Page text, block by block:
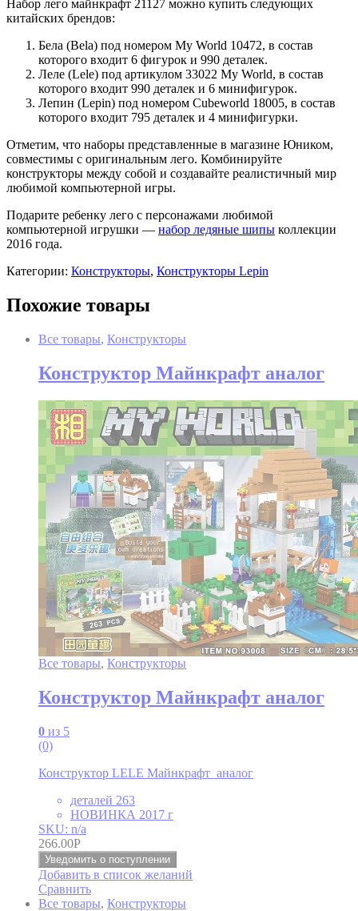
Набор лего майнкрафт 21127 можно купить следующих
китайских брендов:
Бела (Bela) под номером My World 10472, в состав
которого входит 6 фигурок и 990 деталек.
Леле (Lele) под артикулом 33022 My World, в состав
которого входит 990 деталек и 6 минифигурок.
Лепин (Lepin) под номером Cubeworld 18005, в состав
которого входит 795 деталек и 4 минифигурки.
Отметим, что наборы представленные в магазине Юником,
совместимы с оригинальным лего. Комбинируйте
конструкторы между собой и создавайте реалистичный мир
любимой компьютерной игры.
Подарите ребенку лего с персонажами любимой
компьютерной игрушки — набор ледяные шипы коллекции
2016 года.
Категории: Конструкторы, Конструкторы Lepin
Похожие товары
Все товары, Конструкторы
Конструктор Майнкрафт аналог
Все товары, Конструкторы
Конструктор Майнкрафт аналог
0 из 5
(0)
Конструктор LELE Майнкрафт аналог
деталей 263
НОВИНКА 2017 г
SKU: n/a
266.00Р
Уведомить о поступлении
Добавить в список желаний
Сравнить
Все товары, Конструкторы